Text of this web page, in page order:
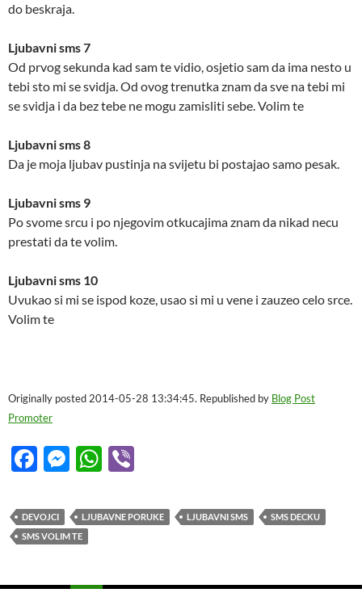
do beskraja.
Ljubavni sms 7
Od prvog sekunda kad sam te vidio, osjetio sam da ima nesto u
tebi sto mi se svidja. Od ovog trenutka znam da sve na tebi mi
se svidja i da bez tebe ne mogu zamisliti sebe. Volim te
Ljubavni sms 8
Da je moja ljubav pustinja na svijetu bi postajao samo pesak.
Ljubavni sms 9
Po svome srcu i po njegovim otkucajima znam da nikad necu
prestati da te volim.
Ljubavni sms 10
Uvukao si mi se ispod koze, usao si mi u vene i zauzeo celo srce.
Volim te
Originally posted 2014-05-28 13:34:45. Republished by Blog Post
Promoter
F
e
b
o
M
se
n
er
W
at
s
p
er
DEVOJCI LJUBAVNE PORUKE LJUBAVNI SMS
SMS DECKU
SMS VOLIM TE